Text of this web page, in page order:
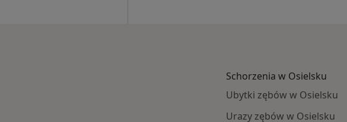
Schorzenia w Osielsku
Ubytki zębów w Osielsku
Urazy zębów w Osielsku